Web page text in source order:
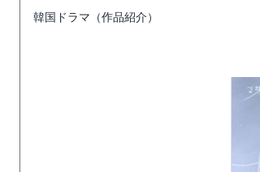
韓国ドラマ（作品紹介）